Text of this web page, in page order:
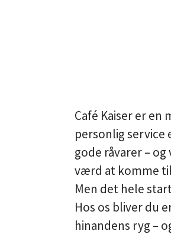
Café Kaiser er
personlig service
gode råvarer –
værd at komme
Men det hele
Hos os bliver du
hinandens ryg –